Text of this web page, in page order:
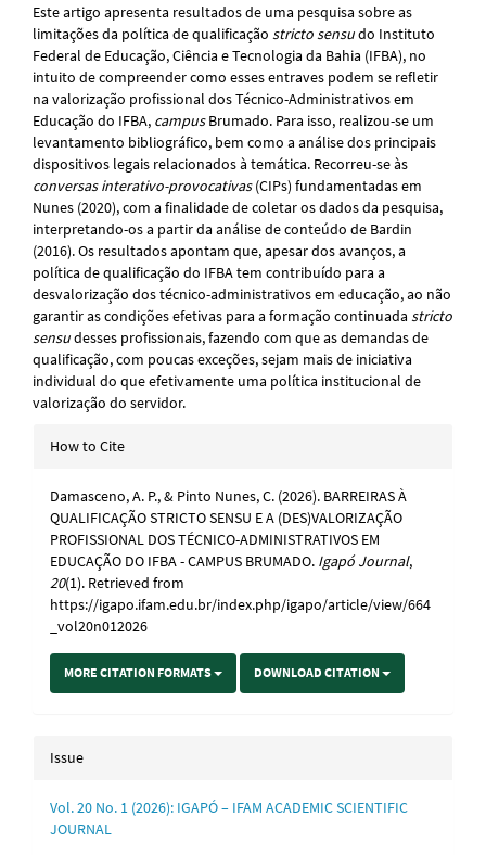
Este artigo apresenta resultados de uma pesquisa sobre as
limitações da política de qualificação stricto sensudo Instituto
Federal de Educação, Ciência e Tecnologia da Bahia (IFBA), no
intuito de compreender como esses entraves podem se refletir
na valorização profissional dos Técnico-Administrativos em
Educação do IFBA, campusBrumado. Para isso, realizou-se um
levantamento bibliográfico, bem como a análise dos principais
dispositivos legais relacionados à temática. Recorreu-se às
conversas interativo-provocativas(CIPs) fundamentadas em
Nunes (2020), com a finalidade de coletar os dados da pesquisa,
interpretando-os a partir da análise de conteúdo de Bardin
(2016). Os resultados apontam que, apesar dos avanços, a
política de qualificação do IFBA tem contribuído para a
desvalorização dos técnico-administrativos em educação, ao não
garantir as condições efetivas para a formação continuada stricto
sensudesses profissionais, fazendo com que as demandas de
qualificação, com poucas exceções, sejam mais de iniciativa
individual do que efetivamente uma política institucional de
valorização do servidor.
Article
How to Cite
Damasceno, A. P., & Pinto Nunes, C. (2026). BARREIRAS À
QUALIFICAÇÃO STRICTO SENSU E A (DES)VALORIZAÇÃO
PROFISSIONAL DOS TÉCNICO-ADMINISTRATIVOS EM
EDUCAÇÃO DO IFBA - CAMPUS BRUMADO. Igapó Journal,
20(1). Retrieved from
https://igapo.ifam.edu.br/index.php/igapo/article/view/664
_vol20n012026
MORE CITATION FORMATS DOWNLOAD CITATION
Issue
Vol. 20 No. 1 (2026): IGAPÓ – IFAM ACADEMIC SCIENTIFIC
JOURNAL